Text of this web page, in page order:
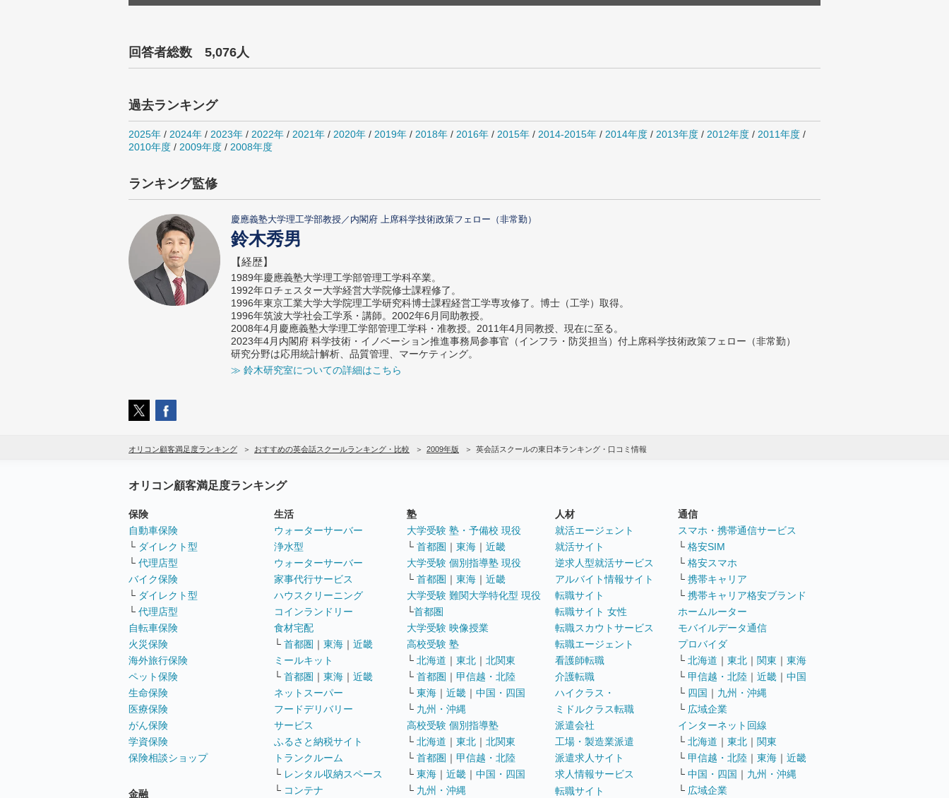
回答者総数 5,076人
過去ランキング
2025年 / 2024年 / 2023年 / 2022年 / 2021年 / 2020年 / 2019年 / 2018年 / 2016年 / 2015年 / 2014-2015年 / 2014年度 / 2013年度 / 2012年度 / 2011年度 /
2010年度 / 2009年度 / 2008年度
ランキング監修
慶應義塾大学理工学部教授／内閣府 上席科学技術政策フェロー（非常勤）
鈴木秀男
【経歴】
1989年慶應義塾大学理工学部管理工学科卒業。
1992年ロチェスター大学経営大学院修士課程修了。
1996年東京工業大学大学院理工学研究科博士課程経営工学専攻修了。博士（工学）取得。
1996年筑波大学社会工学系・講師。2002年6月同助教授。
2008年4月慶應義塾大学理工学部管理工学科・准教授。2011年4月同教授、現在に至る。
2023年4月内閣府 科学技術・イノベーション推進事務局参事官（インフラ・防災担当）付上席科学技術政策フェロー（非常勤）
研究分野は応用統計解析、品質管理、マーケティング。
≫ 鈴木研究室についての詳細はこちら
オリコン顧客満足度ランキング おすすめの英会話スクールランキング・比較 2009年版 英会話スクールの東日本ランキング・口コミ情報
オリコン顧客満足度ランキング
保険
自動車保険
└ ダイレクト型
└ 代理店型
バイク保険
└ ダイレクト型
└ 代理店型
自転車保険
火災保険
海外旅行保険
ペット保険
生命保険
医療保険
がん保険
学資保険
保険相談ショップ
金融
生活
ウォーターサーバー
浄水型
ウォーターサーバー
家事代行サービス
ハウスクリーニング
コインランドリー
食材宅配
└ 首都圏 ｜ 東海 ｜ 近畿
ミールキット
└ 首都圏 ｜ 東海 ｜ 近畿
ネットスーパー
フードデリバリー
サービス
ふるさと納税サイト
トランクルーム
└ レンタル収納スペース
└ コンテナ
塾
大学受験 塾・予備校 現役
└ 首都圏 ｜ 東海 ｜ 近畿
大学受験 個別指導塾 現役
└ 首都圏 ｜ 東海 ｜ 近畿
大学受験 難関大学特化型 現役
└首都圏
大学受験 映像授業
高校受験 塾
└ 北海道 ｜ 東北 ｜ 北関東
└ 首都圏 ｜ 甲信越・北陸
└ 東海 ｜ 近畿 ｜ 中国・四国
└ 九州・沖縄
高校受験 個別指導塾
└ 北海道 ｜ 東北 ｜ 北関東
└ 首都圏 ｜ 甲信越・北陸
└ 東海 ｜ 近畿 ｜ 中国・四国
└ 九州・沖縄
人材
就活エージェント
就活サイト
逆求人型就活サービス
アルバイト情報サイト
転職サイト
転職サイト 女性
転職スカウトサービス
転職エージェント
看護師転職
介護転職
ハイクラス・
ミドルクラス転職
派遣会社
工場・製造業派遣
派遣求人サイト
求人情報サービス
転職サイト
通信
スマホ・携帯通信サービス
└ 格安SIM
└ 格安スマホ
└ 携帯キャリア
└ 携帯キャリア格安ブランド
ホームルーター
モバイルデータ通信
プロバイダ
└ 北海道 ｜ 東北 ｜ 関東 ｜ 東海
└ 甲信越・北陸 ｜ 近畿 ｜ 中国
└ 四国 ｜ 九州・沖縄
└ 広域企業
インターネット回線
└ 北海道 ｜ 東北 ｜ 関東
└ 甲信越・北陸 ｜ 東海 ｜ 近畿
└ 中国・四国 ｜ 九州・沖縄
└ 広域企業